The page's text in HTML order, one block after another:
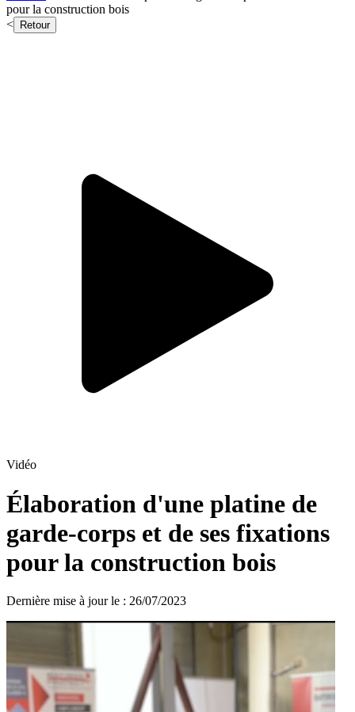
pour la construction bois
<
Retour
Vidéo
Élaboration d'une platine de
garde-corps et de ses fixations
pour la construction bois
Dernière mise à jour le : 26/07/2023